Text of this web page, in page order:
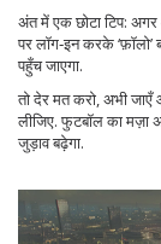
अंत में एक छोटा टिप:
पर लॉग‑इन करके
पहुँच जाएगा.
तो देर मत करो, अभी
लीजिए. फुटबॉल का मज़ा
जुड़ाव बढ़ेगा.